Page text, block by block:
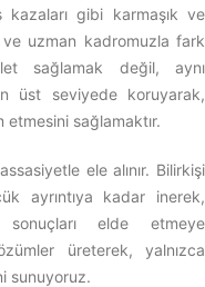
gibi karmaşık ve
uzman kadromuzla fark
sağlamak değil, aynı
üst seviyede koruyarak,
etmesini sağlamaktır.
ele alınır. Bilirkişi
ayrıntıya kadar inerek,
elde etmeye
üreterek, yalnızca
sunuyoruz.